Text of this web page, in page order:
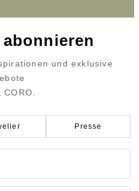
und exklusive
CORO.
Presse